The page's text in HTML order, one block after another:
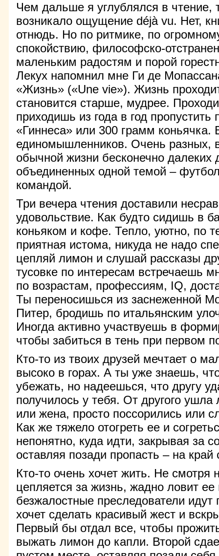
Чем дальше я углублялся в чтение,
возникало ощущение déjà vu. Нет,
отнюдь. Но по ритмике, по
спокойствию, философско-
маленьким радостям и порой
Лекух напомнил мне Ги де
«Жизнь» («Une vie»). Жизнь
становится старше, мудрее.
приходишь из года в год пропустить
«Гиннеса» или 300 грамм коньячка.
единомышленников. Очень разных,
обычной жизни бесконечно далеких
объединенных одной темой –
командой.
Три вечера чтения доставили
удовольствие. Как будто сидишь в
коньяком и кофе. Тепло, уютно, по
приятная истома, никуда не надо
цепляй лимон и слушай рассказы
тусовке по интересам встречаешь
по возрастам, профессиям, IQ,
Ты переносишься из заснеженной
Питер, бродишь по итальянским
Иногда активно участвуешь в
чтобы забиться в тень при первом
Кто-то из твоих друзей мечтает о
высоко в горах. А ты уже знаешь,
убежать, но надеешься, что другу
получилось у тебя. От другого
или жена, просто поссорились или
Как же тяжело отогреть ее и
непонятно, куда идти, закрывая за
оставляя позади пропасть – на
Кто-то очень хочет жить. Не смотря
цепляется за жизнь, жадно ловит ее
безжалостные преследователи идут
хочет сделать красивый жест и
Первый бы отдал все, чтобы
выжать лимон до капли. Второй